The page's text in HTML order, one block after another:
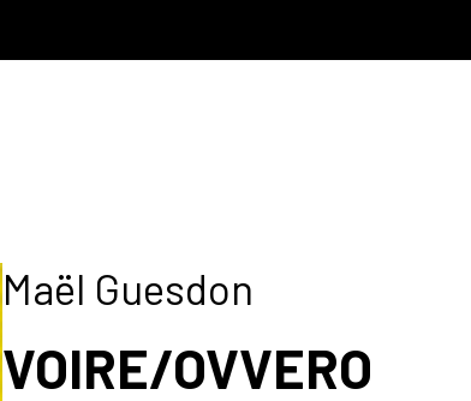
Maël Guesdon
VOIRE/OVVERO